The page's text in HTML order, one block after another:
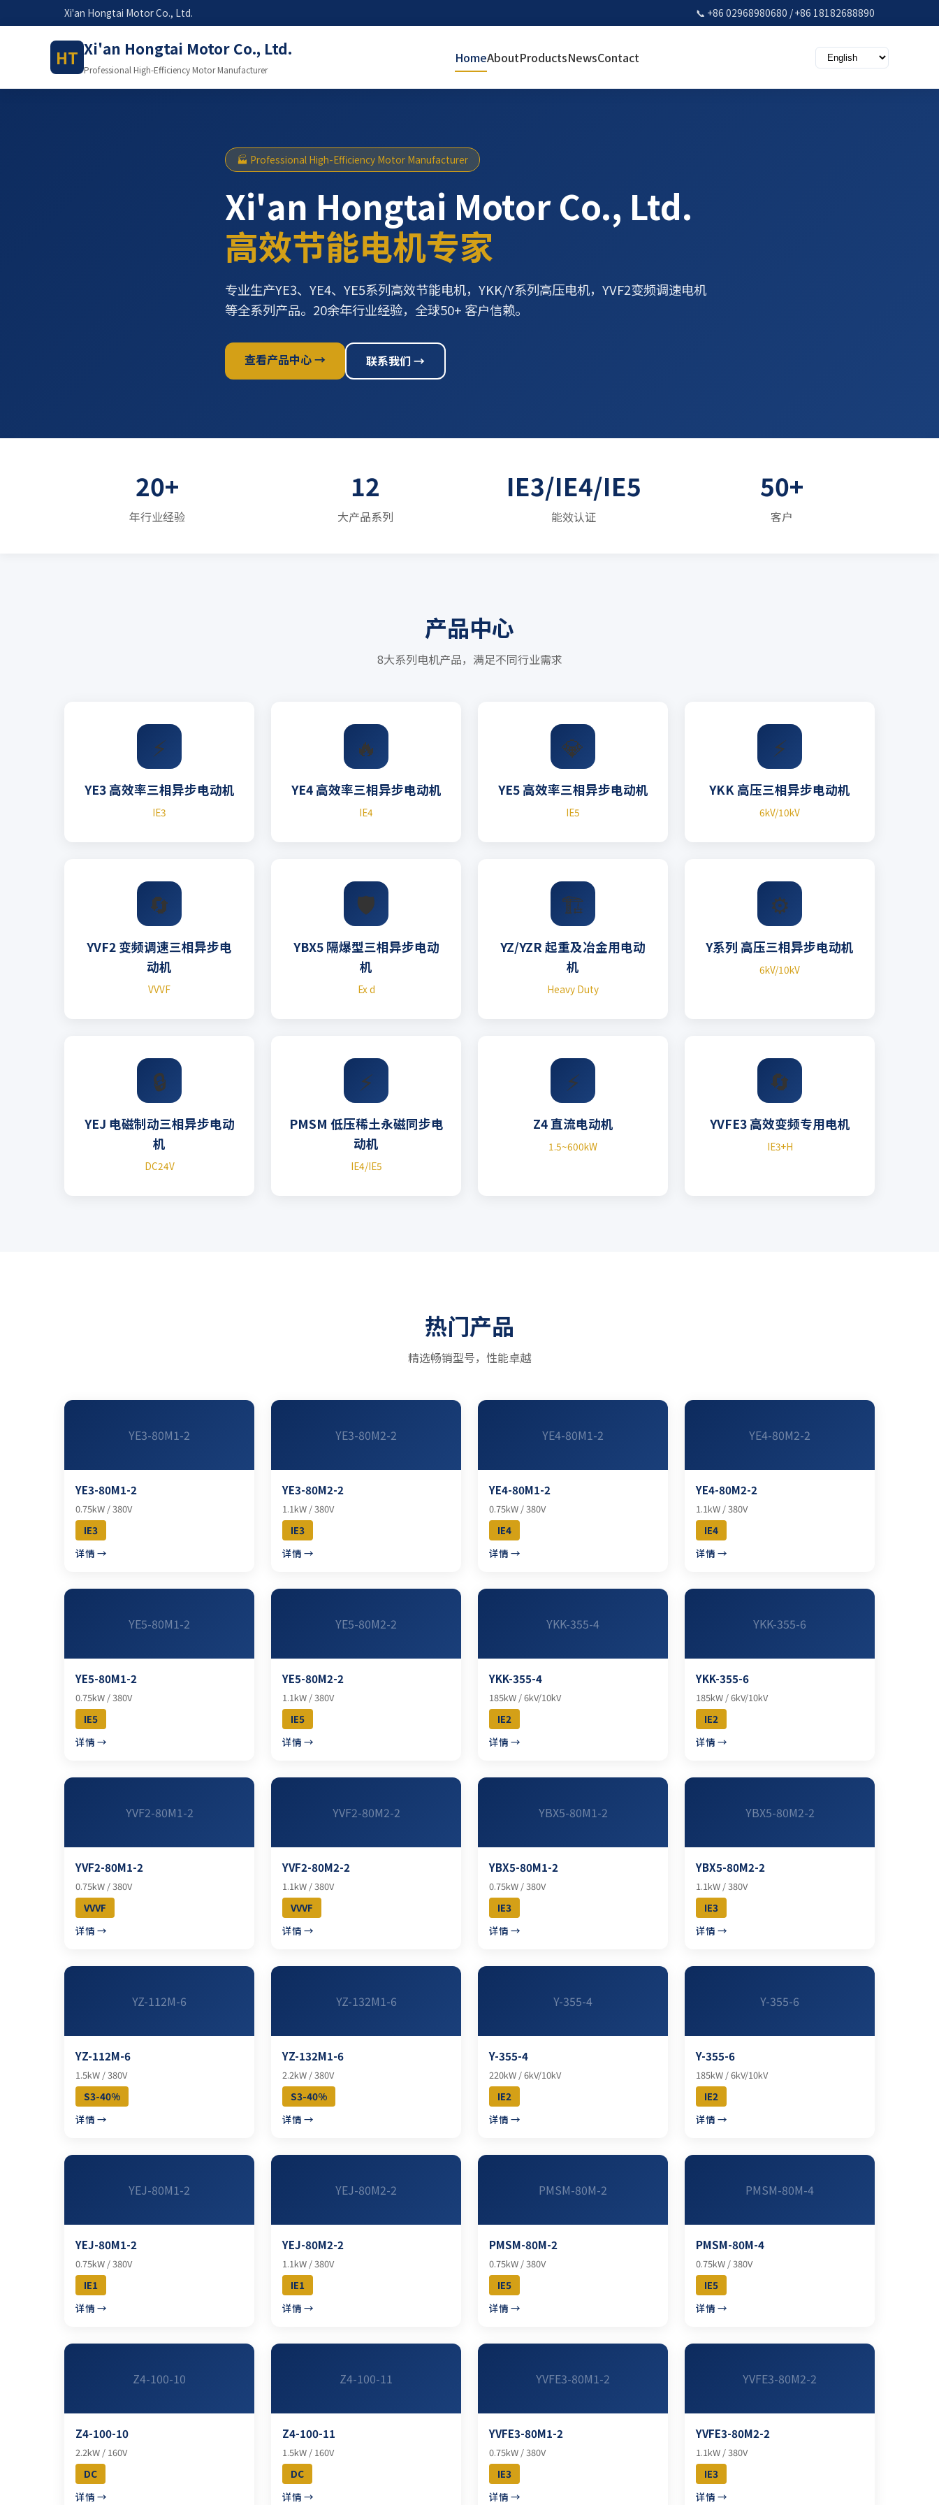
Xi'an Hongtai Motor Co., Ltd. 📞 +86 02968980680 / +86 18182688890
HT Xi'an Hongtai Motor Co., Ltd.
Professional High-Efficiency Motor Manufacturer
HomeAboutProductsNewsContact
🏭 Professional High-Efficiency Motor Manufacturer
Xi'an Hongtai Motor Co., Ltd.
高效节能电机专家
专业生产YE3、YE4、YE5系列高效节能电机，YKK/Y系列高压电机，YVF2变频调速电机
等全系列产品。20余年行业经验，全球50+ 客户信赖。
查看产品中心 → 联系我们 →
20+
年行业经验
12
大产品系列
IE3/IE4/IE5
能效认证
50+
客户
产品中心
8大系列电机产品，满足不同行业需求
⚡
YE3 高效率三相异步电动机
IE3
🔥
YE4 高效率三相异步电动机
IE4
💎
YE5 高效率三相异步电动机
IE5
⚡
YKK 高压三相异步电动机
6kV/10kV
🔄
YVF2 变频调速三相异步电
动机
VVVF
🛡️
YBX5 隔爆型三相异步电动
机
Ex d
🏗️
YZ/YZR 起重及冶金用电动
机
Heavy Duty
⚙️
Y系列 高压三相异步电动机
6kV/10kV
🔒
YEJ 电磁制动三相异步电动
机
DC24V
⚡
PMSM 低压稀土永磁同步电
动机
IE4/IE5
⚡
Z4 直流电动机
1.5~600kW
🔄
YVFE3 高效变频专用电机
IE3+H
热门产品
精选畅销型号，性能卓越
YE3-80M1-2
YE3-80M1-2
0.75kW / 380V
IE3
详情 →
YE3-80M2-2
YE3-80M2-2
1.1kW / 380V
IE3
详情 →
YE4-80M1-2
YE4-80M1-2
0.75kW / 380V
IE4
详情 →
YE4-80M2-2
YE4-80M2-2
1.1kW / 380V
IE4
详情 →
YE5-80M1-2
YE5-80M1-2
0.75kW / 380V
IE5
详情 →
YE5-80M2-2
YE5-80M2-2
1.1kW / 380V
IE5
详情 →
YKK-355-4
YKK-355-4
185kW / 6kV/10kV
IE2
详情 →
YKK-355-6
YKK-355-6
185kW / 6kV/10kV
IE2
详情 →
YVF2-80M1-2
YVF2-80M1-2
0.75kW / 380V
VVVF
详情 →
YVF2-80M2-2
YVF2-80M2-2
1.1kW / 380V
VVVF
详情 →
YBX5-80M1-2
YBX5-80M1-2
0.75kW / 380V
IE3
详情 →
YBX5-80M2-2
YBX5-80M2-2
1.1kW / 380V
IE3
详情 →
YZ-112M-6
YZ-112M-6
1.5kW / 380V
S3-40%
详情 →
YZ-132M1-6
YZ-132M1-6
2.2kW / 380V
S3-40%
详情 →
Y-355-4
Y-355-4
220kW / 6kV/10kV
IE2
详情 →
Y-355-6
Y-355-6
185kW / 6kV/10kV
IE2
详情 →
YEJ-80M1-2
YEJ-80M1-2
0.75kW / 380V
IE1
详情 →
YEJ-80M2-2
YEJ-80M2-2
1.1kW / 380V
IE1
详情 →
PMSM-80M-2
PMSM-80M-2
0.75kW / 380V
IE5
详情 →
PMSM-80M-4
PMSM-80M-4
0.75kW / 380V
IE5
详情 →
Z4-100-10
Z4-100-10
2.2kW / 160V
DC
详情 →
Z4-100-11
Z4-100-11
1.5kW / 160V
DC
详情 →
YVFE3-80M1-2
YVFE3-80M1-2
0.75kW / 380V
IE3
详情 →
YVFE3-80M2-2
YVFE3-80M2-2
1.1kW / 380V
IE3
详情 →